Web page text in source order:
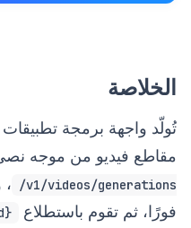
الخلاصة
مقاطع فيديو من موجه
/v1/videos/generations
فورًا، ثم تقوم باستطلاع